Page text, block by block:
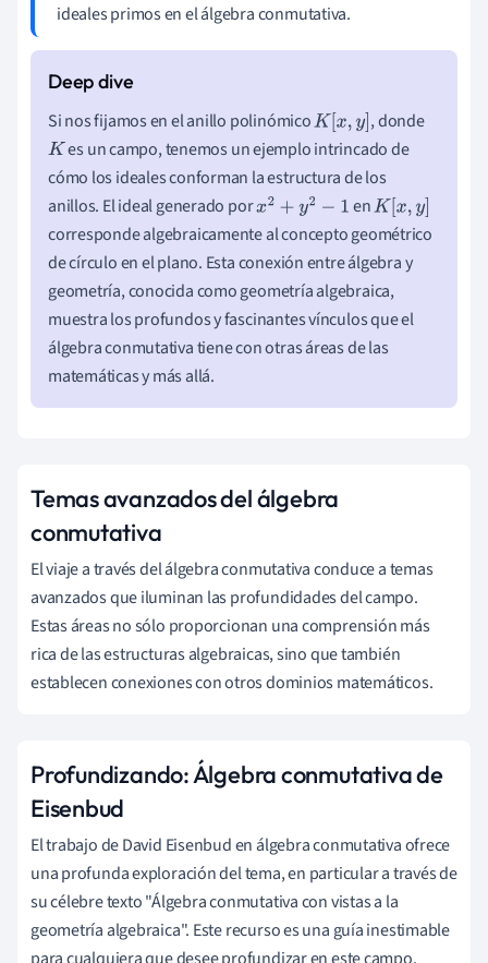
ideales primos en el álgebra conmutativa.
Si nos fijamos en el anillo polinómicoK[ x,y]
, donde
K es un campo, tenemos un ejemplo intrincado de
cómo los ideales conforman la estructura de los
anillos. El ideal generado porx2+y2−1 enK[ x,y]
corresponde algebraicamente al concepto geométrico
de círculo en el plano. Esta conexión entre álgebra y
geometría, conocida como geometría algebraica,
muestra los profundos y fascinantes vínculos que el
álgebra conmutativa tiene con otras áreas de las
matemáticas y más allá.
Temas avanzados del álgebra
conmutativa
El viaje a través del álgebra conmutativa conduce a temas
avanzados que iluminan las profundidades del campo.
Estas áreas no sólo proporcionan una comprensión más
rica de las estructuras algebraicas, sino que también
establecen conexiones con otros dominios matemáticos.
Profundizando: Álgebra conmutativa de
Eisenbud
El trabajo de David Eisenbud en álgebra conmutativa ofrece
una profunda exploración del tema, en particular a través de
su célebre texto "Álgebra conmutativa con vistas a la
geometría algebraica". Este recurso es una guía inestimable